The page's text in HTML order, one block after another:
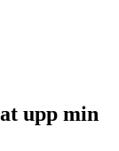
upp min